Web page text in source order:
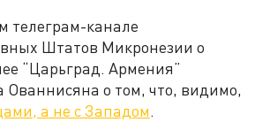
телеграм-канале
Штатов Микронезии о
“Царьград. Армения”
о том, что, видимо,
а не с Западом.